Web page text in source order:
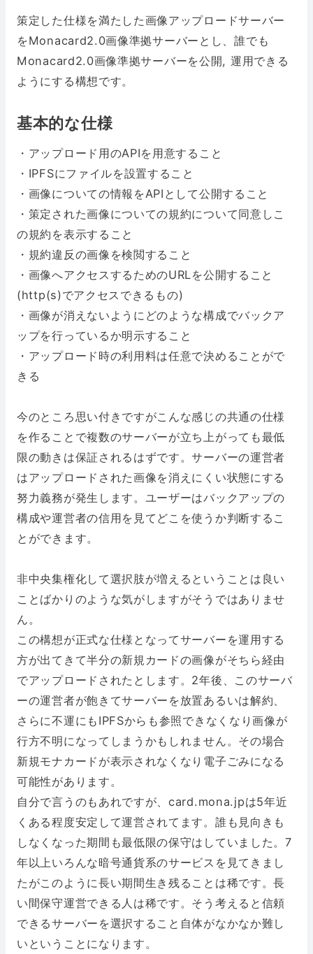
策定した仕様を満たした画像アップロードサーバー
をMonacard2.0画像準拠サーバーとし、誰でも
Monacard2.0画像準拠サーバーを公開, 運用できる
ようにする構想です。
基本的な仕様
・アップロード用のAPIを用意すること
・IPFSにファイルを設置すること
・画像についての情報をAPIとして公開すること
・策定された画像についての規約について同意しこ
の規約を表示すること
・規約違反の画像を検閲すること
・画像へアクセスするためのURLを公開すること
(http(s)でアクセスできるもの)
・画像が消えないようにどのような構成でバックア
ップを行っているか明示すること
・アップロード時の利用料は任意で決めることがで
きる
今のところ思い付きですがこんな感じの共通の仕様
を作ることで複数のサーバーが立ち上がっても最低
限の動きは保証されるはずです。サーバーの運営者
はアップロードされた画像を消えにくい状態にする
努力義務が発生します。ユーザーはバックアップの
構成や運営者の信用を見てどこを使うか判断するこ
とができます。
非中央集権化して選択肢が増えるということは良い
ことばかりのような気がしますがそうではありませ
ん。
この構想が正式な仕様となってサーバーを運用する
方が出てきて半分の新規カードの画像がそちら経由
でアップロードされたとします。2年後、このサーバ
ーの運営者が飽きてサーバーを放置あるいは解約、
さらに不運にもIPFSからも参照できなくなり画像が
行方不明になってしまうかもしれません。その場合
新規モナカードが表示されなくなり電子ごみになる
可能性があります。
自分で言うのもあれですが、card.mona.jpは5年近
くある程度安定して運営されてます。誰も見向きも
しなくなった期間も最低限の保守はしていました。7
年以上いろんな暗号通貨系のサービスを見てきまし
たがこのように長い期間生き残ることは稀です。長
い間保守運営できる人は稀です。そう考えると信頼
できるサーバーを選択すること自体がなかなか難し
いということになります。